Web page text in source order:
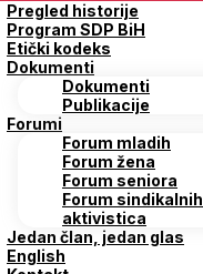
Pregled historije
Program SDP BiH
Etički kodeks
Dokumenti
Dokumenti
Publikacije
Forumi
Forum mladih
Forum žena
Forum seniora
Forum
aktivistica
Jedan član, jedan glas
English